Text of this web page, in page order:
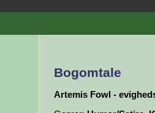
Bogomtale
Artemis Fowl -